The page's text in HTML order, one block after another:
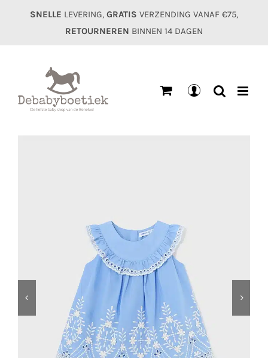
SNELLE LEVERING, GRATIS VERZENDING VANAF €75,
RETOURNEREN BINNEN 14 DAGEN